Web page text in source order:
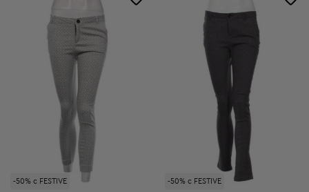
-50% с FESTIVE -50% с FESTIVE